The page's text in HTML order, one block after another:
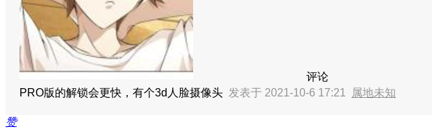
评论
PRO版的解锁会更快，有个3d人脸摄像头 发表于 2021-10-6 17:21 属地未知
赞